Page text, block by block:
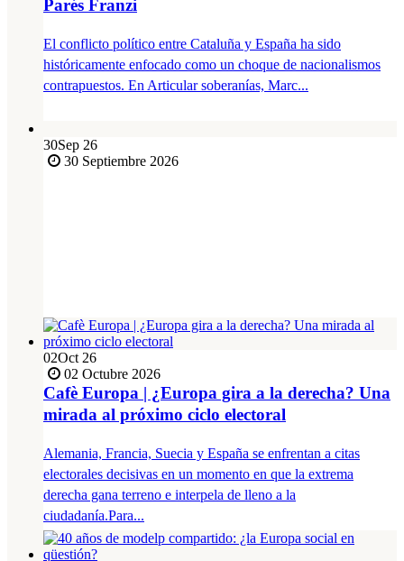
Parés Franzi
El conflicto político entre Cataluña y España ha sido
históricamente enfocado como un choque de nacionalismos
contrapuestos. En Articular soberanías, Marc...
30Sep 26
30 Septiembre 2026
02Oct 26
02 Octubre 2026
Cafè Europa | ¿Europa gira a la derecha? Una
mirada al próximo ciclo electoral
Alemania, Francia, Suecia y España se enfrentan a citas
electorales decisivas en un momento en que la extrema
derecha gana terreno e interpela de lleno a la
ciudadanía.Para...